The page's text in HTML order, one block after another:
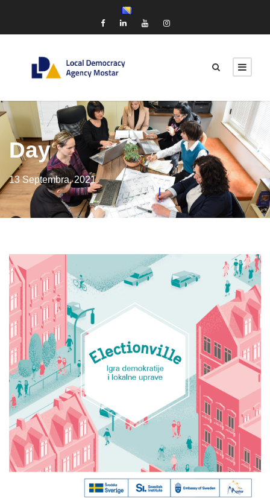
Day
13 Septembra, 2021